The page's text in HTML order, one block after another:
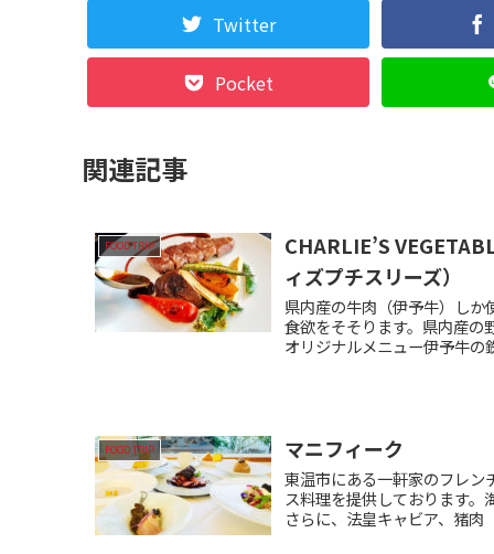
Twitter
Pocket
関連記事
FOOD TRIP
CHARLIE’S
ィズプチスリーズ）
県内産の牛肉（伊予牛）し
食欲をそそります。県内産の
オリジナルメニュー伊予牛の
FOOD TRIP マニフィーク
東温市にある一軒家のフレン
ス料理を提供しております
さらに、法皇キャビア、猪肉